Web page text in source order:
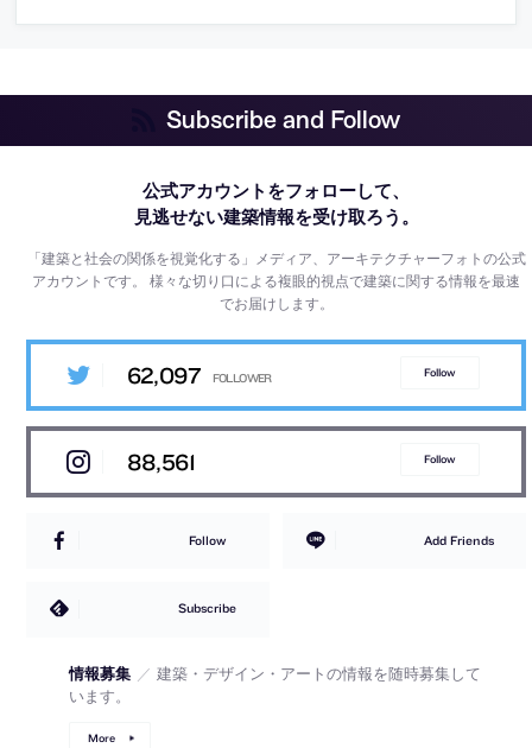
Subscribe and Follow
公式アカウントをフォローして、
見逃せない建築情報を受け取ろう。
「建築と社会の関係を視覚化する」メディア、アーキテクチャーフォトの公式
アカウントです。様々な切り口による複眼的視点で建築に関する情報を最速
でお届けします。
62,097 Follow
88,561 Follow
Follow Add Friends
Subscribe
情報募集 ／ 建築・デザイン・アートの情報を随時募集して
います。
More